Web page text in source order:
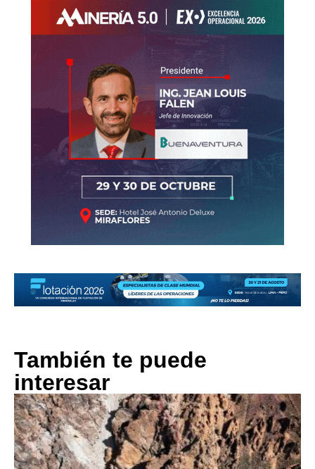
También te puede
interesar